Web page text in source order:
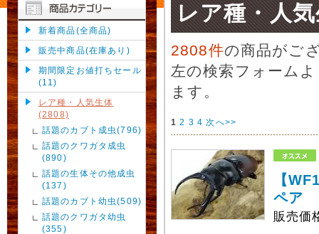
新着商品(全商品)
販売中商品(在庫あり)
期間限定お値打ちセール
(11)
レア種・人気生体
(2808)
話題のカブト成虫(796)
話題のクワガタ成虫
(890)
話題の生体その他成虫
(137)
話題のカブト幼虫(509)
話題のクワガタ幼虫
(355)
レア種・人
2808件の商品がご
左の検索フォーム
ます。
1 2 3 4 次へ>>
【
ペア
販売価